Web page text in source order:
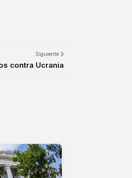
Siguiente
contra Ucrania